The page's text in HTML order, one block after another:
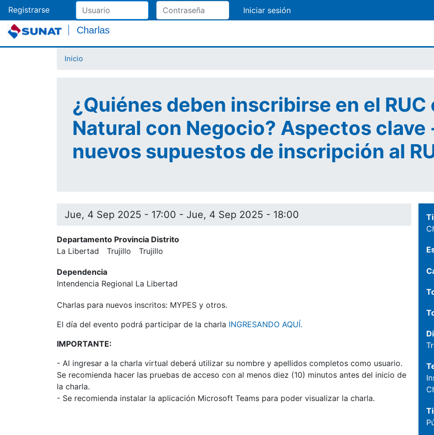
al
Registrarse
Charlas
Inicio
¿Quiénes deben inscribirse en el RUC
Natural con Negocio? Aspectos clave
nuevos supuestos de inscripción al
Jue, 4 Sep 2025 - 17:00 - Jue, 4 Sep 2025 - 18:00
Departamento Provincia Distrito
La Libertad
Trujillo Trujillo
Dependencia
Intendencia Regional La Libertad
Charlas para nuevos inscritos: MYPES y otros.
El día del evento podrá participar de la charla INGRESANDO AQUÍ.
IMPORTANTE:
- Al ingresar a la charla virtual deberá utilizar su nombre y apellidos completos como usuario.
Se recomienda hacer las pruebas de acceso con al menos diez (10) minutos antes del inicio de
la charla.
- Se recomienda instalar la aplicación Microsoft Teams para poder visualizar la charla.